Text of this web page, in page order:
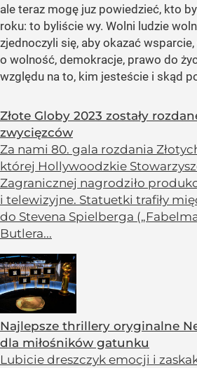
ale teraz mogę juz powiedzieć, kto
roku: to byliście wy. Wolni ludzie
zjednoczyli się, aby okazać
o wolność, demokracje, prawo do
względu na to, kim jesteście i skąd
Złote Globy 2023 zostały
zwycięzców
Za nami 80. gala rozdania
której Hollywoodzkie
Zagranicznej nagrodziło
i telewizyjne. Statuetki trafiły
do Stevena Spielberga
Butlera...
Najlepsze thrillery oryginalne
dla miłośników gatunku
Lubicie dreszczyk emocji i